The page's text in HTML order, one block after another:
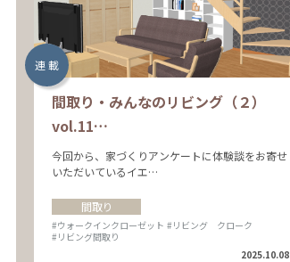
連 載
間取り・みんなのリビング（２）
vol.11…
今回から、家づくりアンケートに体験談をお寄せ
いただいているイエ…
間取り
#ウォークインクローゼット #リビング クローク
#リビング間取り
2025.10.08